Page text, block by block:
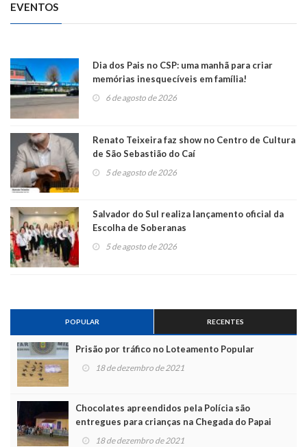
EVENTOS
Dia dos Pais no CSP: uma manhã para criar
memórias inesquecíveis em família!
6 de agosto de 2026
Renato Teixeira faz show no Centro de Cultura
de São Sebastião do Caí
5 de agosto de 2026
Salvador do Sul realiza lançamento oficial da
Escolha de Soberanas
5 de agosto de 2026
POPULAR RECENTES
Prisão por tráfico no Loteamento Popular
18 de dezembro de 2021
Chocolates apreendidos pela Polícia são
entregues para crianças na Chegada do Papai
Noel 18 de dezembro de 2021